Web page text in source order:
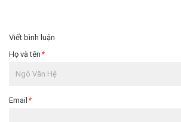
Viết bình luận
Họ và tên *
Email *